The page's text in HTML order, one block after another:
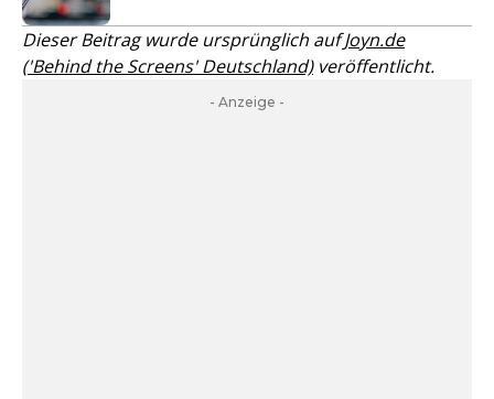
Dieser Beitrag wurde ursprünglich aufJoyn.de
('Behind the Screens' Deutschland)veröffentlicht.
- Anzeige -